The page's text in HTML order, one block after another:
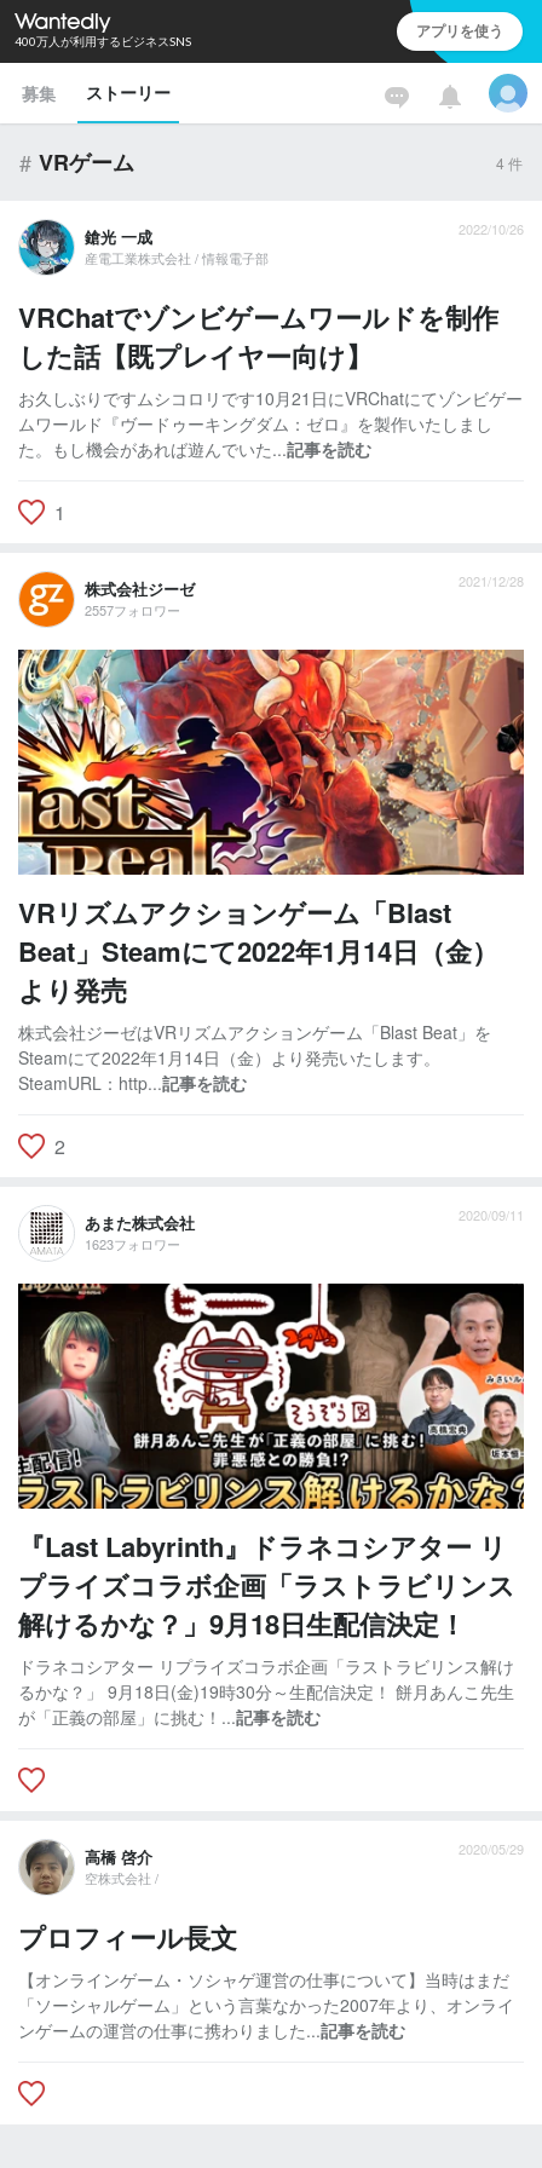
400万人が利用するビジネスSNS アプリを使う
募集 ストーリー
# VRゲーム 4 件
鎗光 一成
産電工業株式会社 / 情報電子部
2022/10/26
VRChatでゾンビゲームワールドを制作
した話【既プレイヤー向け】
お久しぶりですムシコロリです10月21日にVRChatにてゾンビゲー
ムワールド『ヴードゥーキングダム：ゼロ』を製作いたしまし
た。もし機会があれば遊んでいた...記事を読む
1
株式会社ジーゼ
2557フォロワー
2021/12/28
VRリズムアクションゲーム「Blast
Beat」Steamにて2022年1月14日（金）
より発売
株式会社ジーゼはVRリズムアクションゲーム「Blast Beat」を
Steamにて2022年1月14日（金）より発売いたします。
SteamURL：http...記事を読む
2
あまた株式会社
1623フォロワー
2020/09/11
『Last Labyrinth』ドラネコシアター リ
プライズコラボ企画「ラストラビリンス
解けるかな？」9月18日生配信決定！
ドラネコシアター リプライズコラボ企画「ラストラビリンス解け
るかな？」 9月18日(金)19時30分～生配信決定！ 餅月あんこ先生
が「正義の部屋」に挑む！...記事を読む
高橋 啓介
空株式会社 /
2020/05/29
プロフィール長文
【オンラインゲーム・ソシャゲ運営の仕事について】当時はまだ
「ソーシャルゲーム」という言葉なかった2007年より、オンライ
ンゲームの運営の仕事に携わりました...記事を読む